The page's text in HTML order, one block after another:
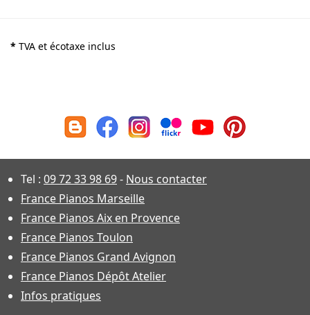
* TVA et écotaxe inclus
Tel : 09 72 33 98 69- Nous contacter
France Pianos Marseille
France Pianos Aix en Provence
France Pianos Toulon
France Pianos Grand Avignon
France Pianos Dépôt Atelier
Infos pratiques